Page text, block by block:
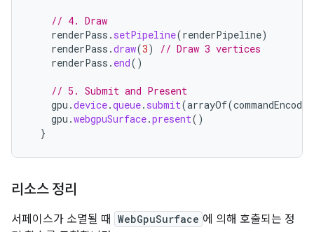
// 4. Draw
renderPass . setPipeline(renderPipeline)
renderPass .draw(3)
// Draw 3 vertices
renderPass . end()
// 5. Submit and Present
gpu .device.queue. submit(arrayOf(commandEncoder
gpu .webgpuSurface.present()
}
리소스 정리
서페이스가 소멸될 때 WebGpuSurface 에 의해 호출되는 정